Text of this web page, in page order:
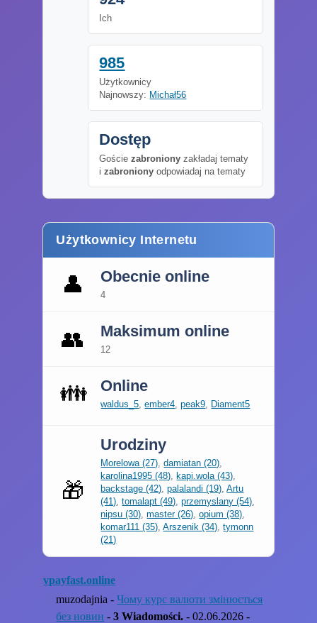
Ich
985
Użytkownicy
Najnowszy: Michał56
Dostęp
Gościezabroniony zakładaj tematy
izabroniony odpowiadaj na tematy
Użytkownicy Internetu
👤 Obecnie online
4
👥 Maksimum online
12
👪 Online
waldus_5,ember4,peak9, Diament5
🎁
Urodziny
Morelowa (27),damiatan (20),
karolina1995 (48), kapi.wola (43),
backstage (42),palalandi (19),Artu
(41),tomalapt (49),przemyslany (54),
nipsu (30),master (26),opium (38),
komar111 (35),Arszenik (34),tymonn
(21)
vpayfast.online
muzodajnia -Чому курс валюти змінюється
без новин -3 Wiadomości. - 02.06.2026 -